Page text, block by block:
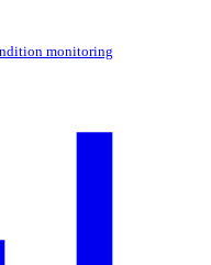
monitoring